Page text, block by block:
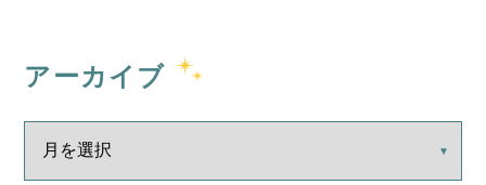
アーカイブ